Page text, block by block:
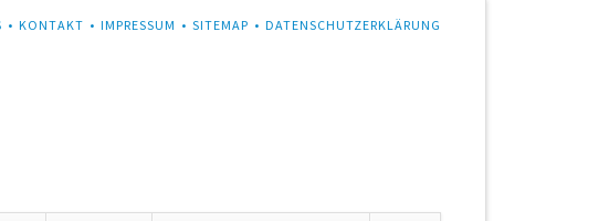
KONTAKT IMPRESSUM SITEMAP DATENSCHUTZERKLÄRUNG